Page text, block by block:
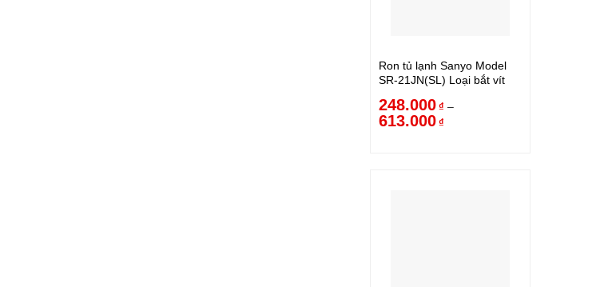
Ron tủ lạnh Sanyo Model
SR-21JN(SL) Loại bắt vít
248.000 ₫ –
613.000 ₫